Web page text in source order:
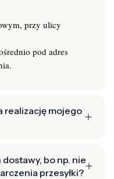
przy ulicy
pod adres
realizację mojego
bo np. nie
przesyłki?